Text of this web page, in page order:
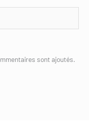
sont ajoutés.